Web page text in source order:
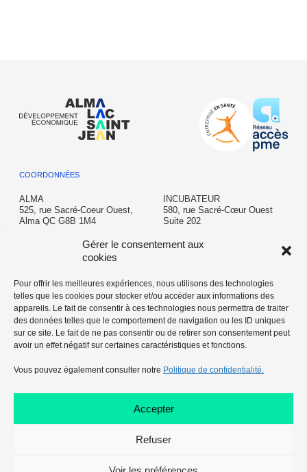
Gérer le consentement aux
cookies
Pour offrir les meilleures expériences, nous utilisons des technologies
telles que les cookies pour stocker et/ou accéder aux informations des
appareils. Le fait de consentir à ces technologies nous permettra de traiter
des données telles que le comportement de navigation ou les ID uniques
sur ce site. Le fait de ne pas consentir ou de retirer son consentement peut
avoir un effet négatif sur certaines caractéristiques et fonctions.
Vous pouvez également consulter notre Politique de confidentialité.
Accepter
Refuser
COORDONNÉES
ALMA
525, rue Sacré-Coeur Ouest,
Alma QC G8B 1M4
T: 418 662-6645
info@almalacsaintjean.ca
INCUBATEUR
580, rue Sacré-Cœur Ouest
Suite 202
incubateur@almalacsaintjean.ca
AÉROPORT
350 chemin de l'Aéroport,
Alma, QC G8B 5V2
T: 418 669-5104
© 2026 Tous droits réservés - Développement Économique